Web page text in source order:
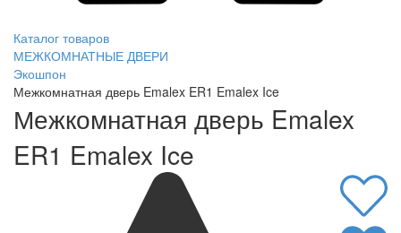
Каталог товаров
МЕЖКОМНАТНЫЕ ДВЕРИ
Экошпон
Межкомнатная дверь Emalex ER1 Emalex Ice
Межкомнатная дверь Emalex
ER1 Emalex Ice